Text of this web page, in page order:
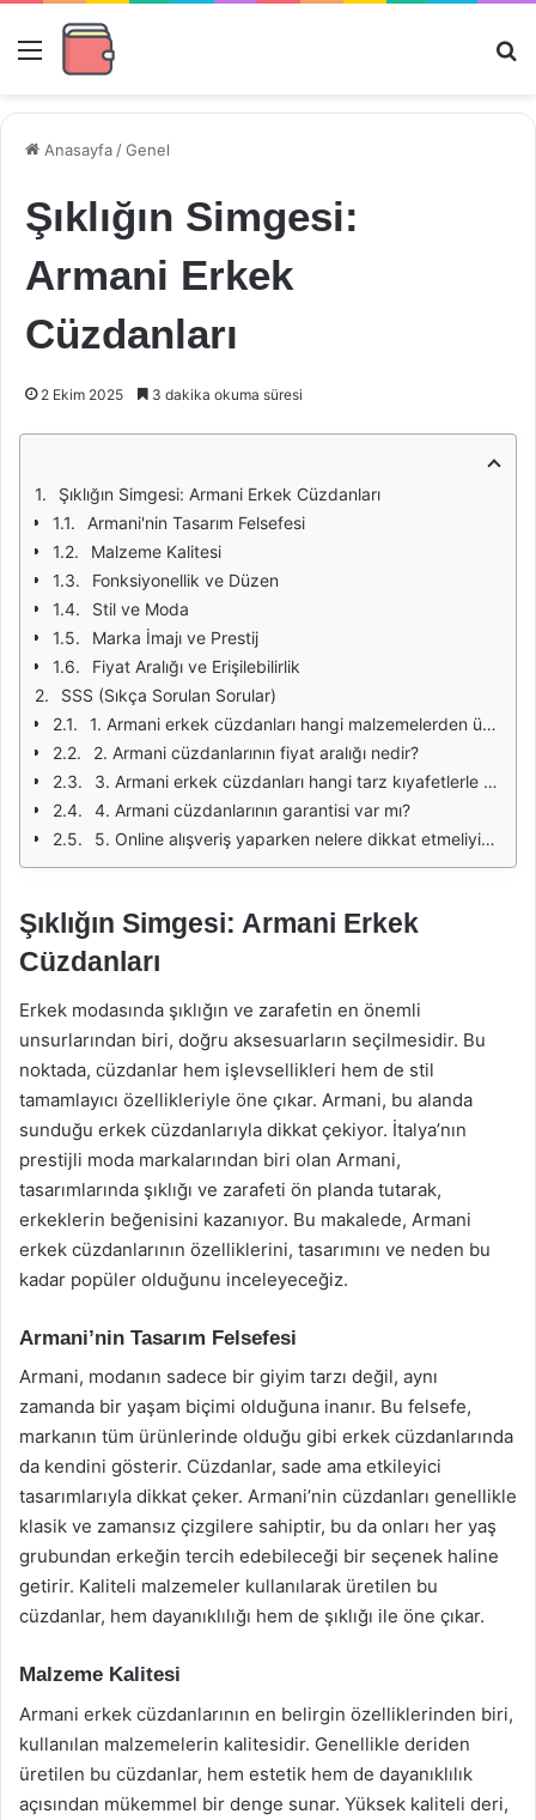
Menü
Anasayfa /Genel
Şıklığın Simgesi:
Armani Erkek
Cüzdanları
2 Ekim 2025 3 dakika okuma süresi
Şıklığın Simgesi: Armani Erkek Cüzdanları
Armani'nin Tasarım Felsefesi
Malzeme Kalitesi
Fonksiyonellik ve Düzen
Stil ve Moda
Marka İmajı ve Prestij
Fiyat Aralığı ve Erişilebilirlik
SSS (Sıkça Sorulan Sorular)
1. Armani erkek cüzdanları hangi malzemelerden üretiliyor?
2. Armani cüzdanlarının fiyat aralığı nedir?
3. Armani erkek cüzdanları hangi tarz kıyafetlerle kombinlenebilir?
4. Armani cüzdanlarının garantisi var mı?
5. Online alışveriş yaparken nelere dikkat etmeliyim?
Şıklığın Simgesi: Armani Erkek
Cüzdanları
Erkek modasında şıklığın ve zarafetin en önemli
unsurlarından biri, doğru aksesuarların seçilmesidir. Bu
noktada, cüzdanlar hem işlevsellikleri hem de stil
tamamlayıcı özellikleriyle öne çıkar. Armani, bu alanda
sunduğu erkek cüzdanlarıyla dikkat çekiyor. İtalya’nın
prestijli moda markalarından biri olan Armani,
tasarımlarında şıklığı ve zarafeti ön planda tutarak,
erkeklerin beğenisini kazanıyor. Bu makalede, Armani
erkek cüzdanlarının özelliklerini, tasarımını ve neden bu
kadar popüler olduğunu inceleyeceğiz.
Armani’nin Tasarım Felsefesi
Armani, modanın sadece bir giyim tarzı değil, aynı
zamanda bir yaşam biçimi olduğuna inanır. Bu felsefe,
markanın tüm ürünlerinde olduğu gibi erkek cüzdanlarında
da kendini gösterir. Cüzdanlar, sade ama etkileyici
tasarımlarıyla dikkat çeker. Armani’nin cüzdanları genellikle
klasik ve zamansız çizgilere sahiptir, bu da onları her yaş
grubundan erkeğin tercih edebileceği bir seçenek haline
getirir. Kaliteli malzemeler kullanılarak üretilen bu
cüzdanlar, hem dayanıklılığı hem de şıklığı ile öne çıkar.
Malzeme Kalitesi
Armani erkek cüzdanlarının en belirgin özelliklerinden biri,
kullanılan malzemelerin kalitesidir. Genellikle deriden
üretilen bu cüzdanlar, hem estetik hem de dayanıklılık
açısından mükemmel bir denge sunar. Yüksek kaliteli deri,